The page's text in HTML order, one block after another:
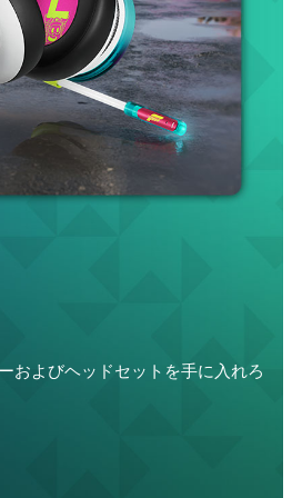
およびヘッドセットを手に入れろ